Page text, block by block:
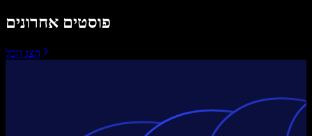
פוסטים אחרונים
הצג הכל